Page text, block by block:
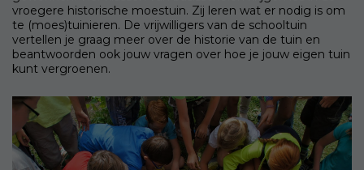
vroegere historische moestuin. Zij leren wat er nodig is om
te (moes)tuinieren. De vrijwilligers van de schooltuin
vertellen je graag meer over de historie van de tuin en
beantwoorden ook jouw vragen over hoe je jouw eigen tuin
kunt vergroenen.